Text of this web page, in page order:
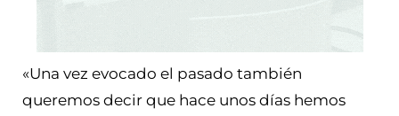
«Una vez evocado el pasado también
queremos decir que hace unos días hemos